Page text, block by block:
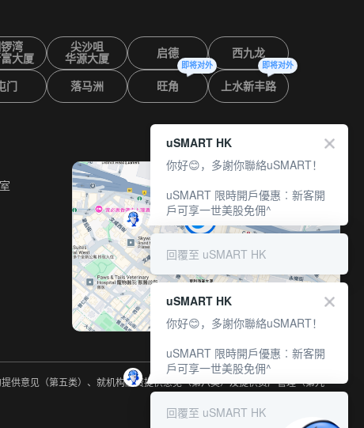
湾
大厦
尖沙咀
华源大厦
启德 西九龙
门 落马洲 旺角
即将对外
上水新丰路
即将对外
供意见（第五类）、就机构融资提供意见（第六类）及提供资产管理（第九
uSMART HK
你好😊，多謝你聯絡uSMART！
uSMART 限時開戶優惠︰新客開
戶可享一世美股免佣^
回覆至 uSMART HK
uSMART HK
你好😊，多謝你聯絡uSMART！
uSMART 限時開戶優惠︰新客開
戶可享一世美股免佣^
回覆至 uSMART HK